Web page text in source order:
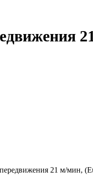
передвижения 21 м/мин,